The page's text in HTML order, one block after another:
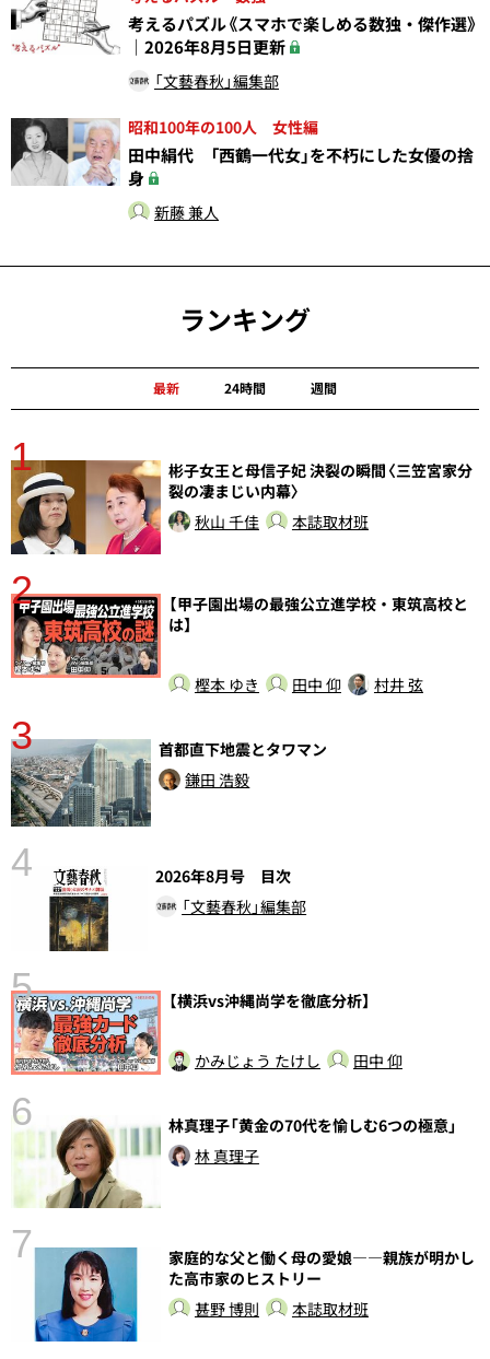
考えるパズル《スマホで楽しめる数独・傑作選》
｜2026年8月5日更新
「文藝春秋」編集部
昭和100年の100人 女性編
田中絹代 「西鶴一代女」を不朽にした女優の捨
身
新藤 兼人
ランキング
最新 24時間 週間
1
彬子女王と母信子妃 決裂の瞬間〈三笠宮家分
裂の凄まじい内幕〉
秋山 千佳
本誌取材班
2
【甲子園出場の最強公立進学校・東筑高校と
は】
樫本 ゆき 田中 仰 村井 弦
3
首都直下地震とタワマン
鎌田 浩毅
4
2026年8月号 目次
「文藝春秋」編集部
5 【横浜vs沖縄尚学を徹底分析】
かみじょう たけし 田中 仰
6
林真理子「黄金の70代を愉しむ6つの極意」
林 真理子
7
家庭的な父と働く母の愛娘――親族が明かし
た高市家のヒストリー
甚野 博則
本誌取材班